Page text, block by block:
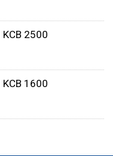
hóa chất
khẩu Mỹ
các dòng máy
hãng được
KCB 2500
KCB 1600